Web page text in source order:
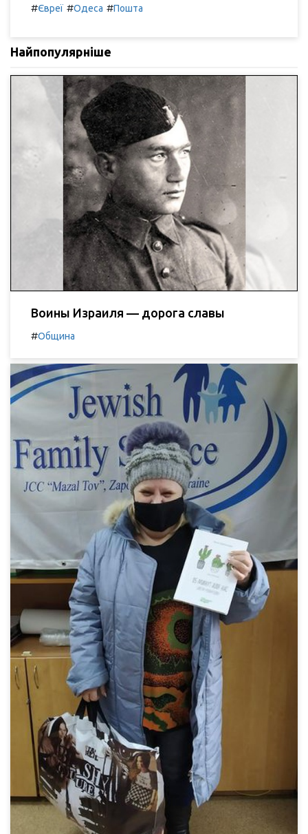
#Євреї #Одеса #Пошта
Найпопулярніше
Воины Израиля — дорога славы
#Община